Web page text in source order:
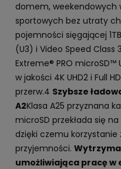
domem, weekendowych
sportowych bez utraty
pojemności sięgającej
(U3) i Video Speed Class
Extreme® PRO
w jakości 4K UHD2 i Full
przerw.4 Szybsze
A2Klasa A25 przyznana
microSD przekłada się
dzięki czemu
przyjemności.
umożliwiająca pracę